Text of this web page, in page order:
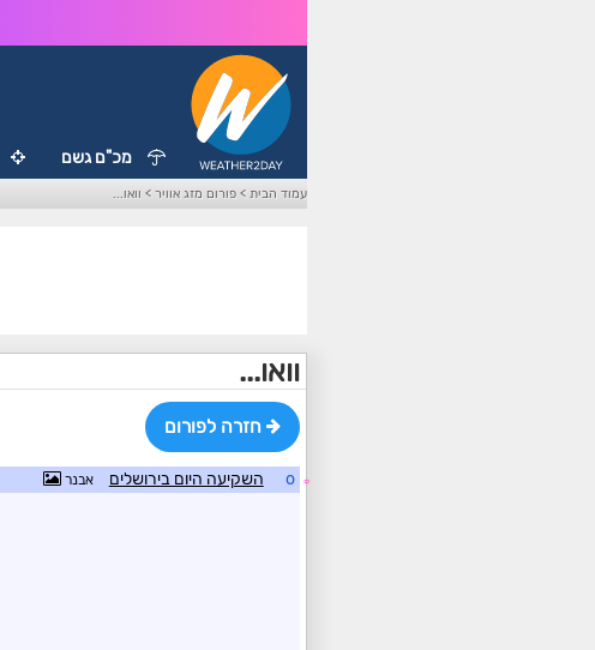
מכ"ם גשם
עמוד הבית >פורום מזג אוויר > וואו...
וואו...
חזרה לפורום
☼
o השקיעה היום בירושלים אבנר